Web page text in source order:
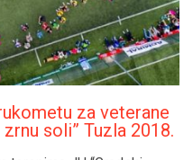
za veterane
soli” Tuzla 2018.